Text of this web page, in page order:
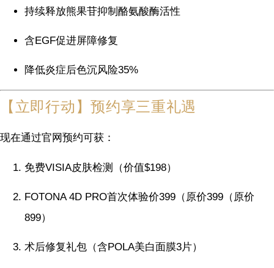
持续释放熊果苷抑制酪氨酸酶活性
含EGF促进屏障修复
降低炎症后色沉风险35%
【立即行动】预约享三重礼遇
现在通过官网预约可获：
免费VISIA皮肤检测（价值$198）
FOTONA 4D PRO首次体验价399（原价399 （原价
899）
术后修复礼包（含POLA美白面膜3片）